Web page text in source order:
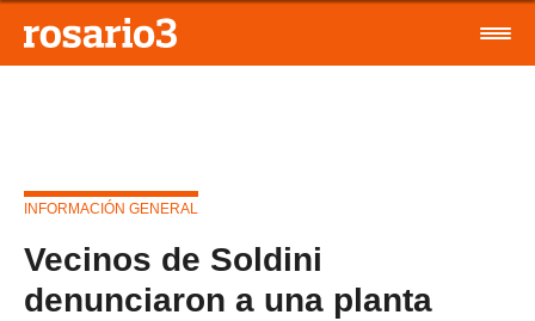
INFORMACIÓN GENERAL
Vecinos de Soldini
denunciaron a una planta